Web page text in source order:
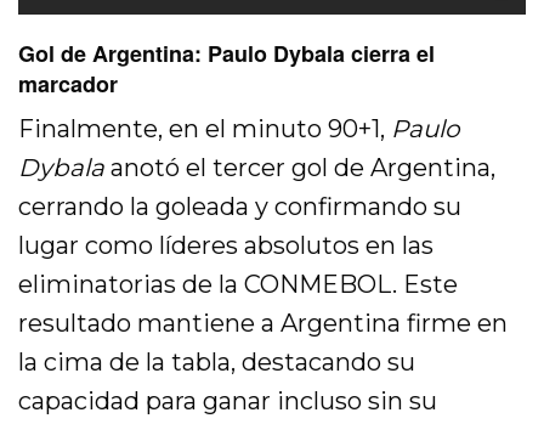
Gol de Argentina: Paulo Dybala cierra el
marcador
Finalmente, en el minuto 90+1, Paulo
Dybala anotó el tercer gol de Argentina,
cerrando la goleada y confirmando su
lugar como líderes absolutos en las
eliminatorias de la CONMEBOL. Este
resultado mantiene a Argentina firme en
la cima de la tabla, destacando su
capacidad para ganar incluso sin su